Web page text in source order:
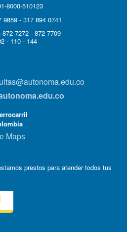
8000-510123
9859 - 317 894 0741
872 7272 - 872 7709
- 110 - 144
Maps
prestos para atender todos tus